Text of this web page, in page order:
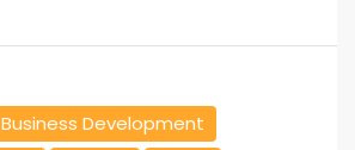
Business Development